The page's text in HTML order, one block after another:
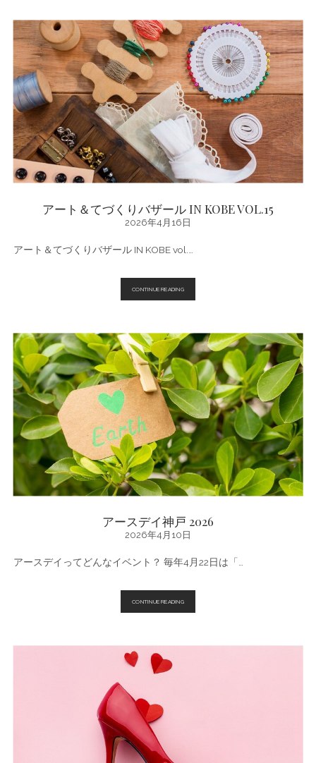
植
物
園
「森
林
あ
じ
さ
い
講
会」
アート＆てづくりバザール IN KOBE VOL.15
2026年4月16日
アート＆てづくりバザール IN KOBE vol.…
CONTINUE READINGア
づ
く
り
バ
ー
IN
KOBE
VOL.15
アースデイ神戸 2026
2026年4月10日
アースデイってどんなイベント？ 毎年4月22日は「…
CONTINUE READINGア